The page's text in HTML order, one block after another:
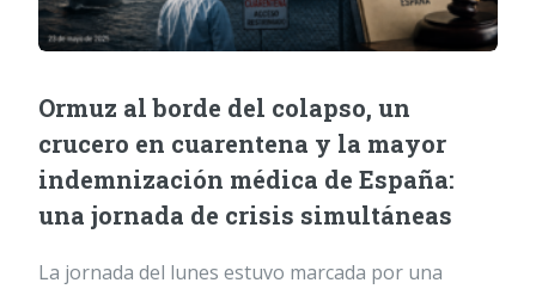
Ormuz al borde del colapso, un
crucero en cuarentena y la mayor
indemnización médica de España:
una jornada de crisis simultáneas
La jornada del lunes estuvo marcada por una